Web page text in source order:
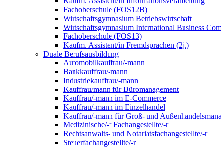
Fachoberschule (FOS12B)
Wirtschaftsgymnasium Betriebswirtschaft
Wirtschaftsgymnasium International Business
Fachoberschule (FOS13)
Kaufm. Assistent/in Fremdsprachen (2j.)
Duale Berufsausbildung
Automobilkauffrau/-mann
Bankkauffrau/-mann
Industriekauffrau/-mann
Kauffrau/mann für Büromanagement
Kauffrau/-mann im E-Commerce
Kauffrau/-mann im Einzelhandel
Kauffrau/-mann für Groß- und
Medizinische/-r Fachangestellte/-r
Rechtsanwalts- und Notariatsfachangestellte/-r
Steuerfachangestellte/-r